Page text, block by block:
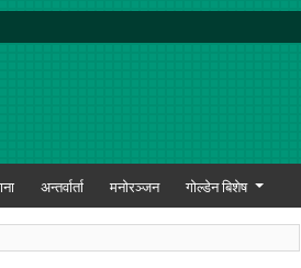
अन्तर्वार्ता मनोरञ्जन गोल्डेन बिशेष